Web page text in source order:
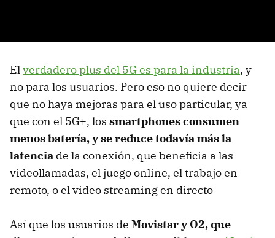
Elverdadero plus del 5G es para la industria, y
no para los usuarios. Pero eso no quiere decir
que no haya mejoras para el uso particular, ya
que con el 5G+, los smartphones consumen
menos batería, y se reduce todavía más la
latencia de la conexión, que beneficia a las
videollamadas, el juego online, el trabajo en
remoto, o el video streaming en directo
Así que los usuarios de Movistar y O2, que